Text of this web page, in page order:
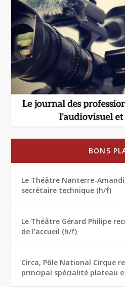
BONS
Le Théâtre Nanterre-
secrétaire technique (h/f)
Le Théâtre Gérard Philipe
de l’accueil (h/f)
Circa, Pôle National Cirque
principal spécialité plateau